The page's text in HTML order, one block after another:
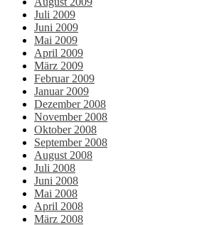
Juli 2009
Juni 2009
Mai 2009
April 2009
März 2009
Februar 2009
Januar 2009
Dezember 2008
November 2008
Oktober 2008
September 2008
August 2008
Juli 2008
Juni 2008
Mai 2008
April 2008
März 2008